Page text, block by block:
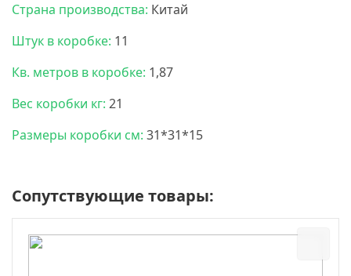
Страна производства: Китай
Штук в коробке: 11
Кв. метров в коробке: 1,87
Вес коробки кг: 21
Размеры коробки см: 31*31*15
Сопутствующие товары: